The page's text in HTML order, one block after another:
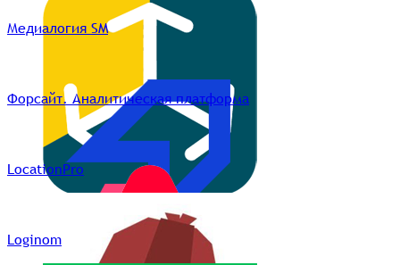
Медиалогия SM
Форсайт. Аналитическая платформа
LocationPro
Loginom